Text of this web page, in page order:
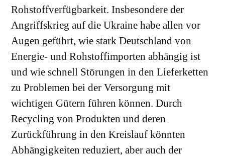
Rohstoffverfügbarkeit. Insbesondere der
Angriffskrieg auf die Ukraine habe allen vor
Augen geführt, wie stark Deutschland von
Energie- und Rohstoffimporten abhängig ist
und wie schnell Störungen in den Lieferketten
zu Problemen bei der Versorgung mit
wichtigen Gütern führen können. Durch
Recycling von Produkten und deren
Zurückführung in den Kreislauf könnten
Abhängigkeiten reduziert, aber auch der